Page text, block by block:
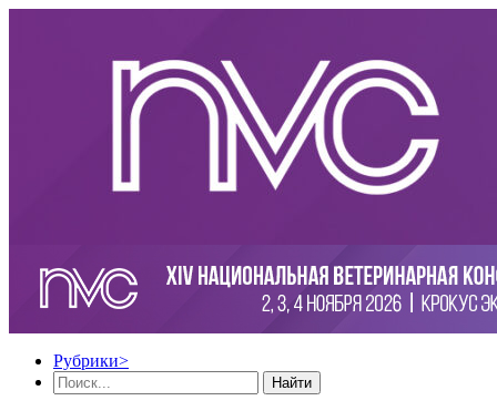
Рубрики>
Найти